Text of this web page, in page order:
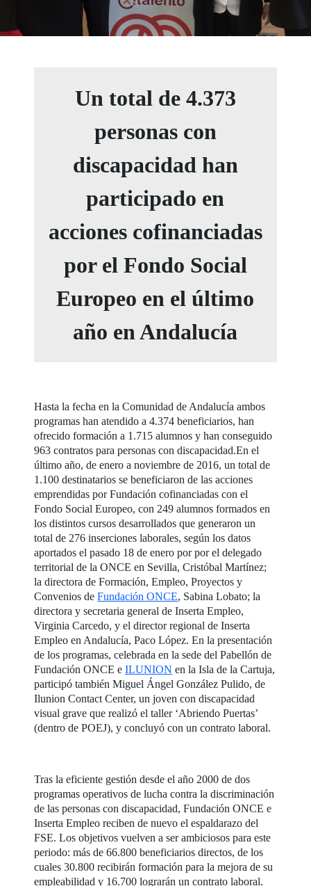
Un total de 4.373
personas con
discapacidad han
participado en
acciones cofinanciadas
por el Fondo Social
Europeo en el último
año en Andalucía
Hasta la fecha en la Comunidad de Andalucía ambos
programas han atendido a 4.374 beneficiarios, han
ofrecido formación a 1.715 alumnos y han conseguido
963 contratos para personas con discapacidad.En el
último año, de enero a noviembre de 2016, un total de
1.100 destinatarios se beneficiaron de las acciones
emprendidas por Fundación cofinanciadas con el
Fondo Social Europeo, con 249 alumnos formados en
los distintos cursos desarrollados que generaron un
total de 276 inserciones laborales, según los datos
aportados el pasado 18 de enero por por el delegado
territorial de la ONCE en Sevilla, Cristóbal Martínez;
la directora de Formación, Empleo, Proyectos y
Convenios deFundación ONCE, Sabina Lobato; la
directora y secretaria general de Inserta Empleo,
Virginia Carcedo, y el director regional de Inserta
Empleo en Andalucía, Paco López. En la presentación
de los programas, celebrada en la sede del Pabellón de
Fundación ONCE eILUNION en la Isla de la Cartuja,
participó también Miguel Ángel González Pulido, de
Ilunion Contact Center, un joven con discapacidad
visual grave que realizó el taller ‘Abriendo Puertas’
(dentro de POEJ), y concluyó con un contrato laboral.
Tras la eficiente gestión desde el año 2000 de dos
programas operativos de lucha contra la discriminación
de las personas con discapacidad, Fundación ONCE e
Inserta Empleo reciben de nuevo el espaldarazo del
FSE. Los objetivos vuelven a ser ambiciosos para este
periodo: más de 66.800 beneficiarios directos, de los
cuales 30.800 recibirán formación para la mejora de su
empleabilidad y 16.700 lograrán un contrato laboral.